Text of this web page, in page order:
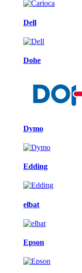
Dell
Dohe
Dymo
Edding
elbat
Epson